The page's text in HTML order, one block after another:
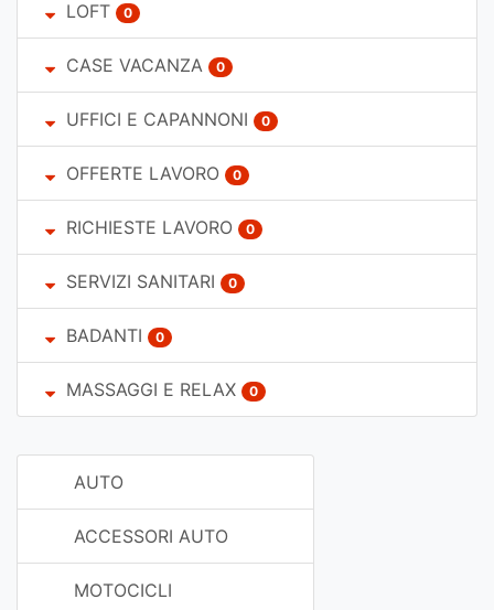
LOFT 0
CASE VACANZA 0
UFFICI E CAPANNONI 0
OFFERTE LAVORO 0
RICHIESTE LAVORO 0
SERVIZI SANITARI 0
BADANTI 0
MASSAGGI E RELAX 0
AUTO
ACCESSORI AUTO
MOTOCICLI